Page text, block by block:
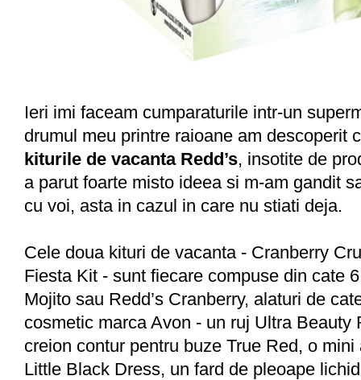
Ieri imi faceam cumparaturile intr-un
drumul meu printre raioane am descoperit
kiturile de vacanta Redd’s, insotite de
a parut foarte misto ideea si m-am gandit
cu voi, asta in cazul in care nu stiati deja.
Cele doua kituri de vacanta - Cranberry
Fiesta Kit - sunt fiecare compuse din cate
Mojito sau Redd’s Cranberry, alaturi de
cosmetic marca Avon - un ruj Ultra Beauty
creion contur pentru buze True Red, o mini
Little Black Dress, un fard de pleoape